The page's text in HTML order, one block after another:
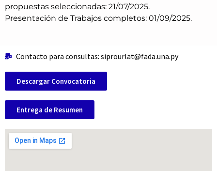
propuestas seleccionadas: 21/07/2025.
Presentación de Trabajos completos: 01/09/2025.
Contacto para consultas: siprourlat@fada.una.py
Descargar Convocatoria
Entrega de Resumen